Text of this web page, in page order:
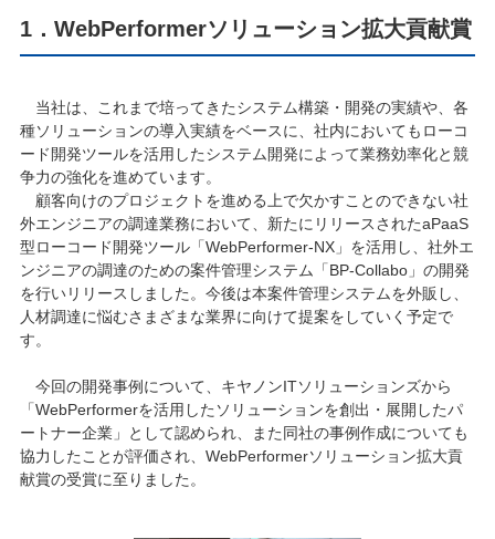
1．WebPerformerソリューション拡大貢献賞
当社は、これまで培ってきたシステム構築・開発の実績や、各
種ソリューションの導入実績をベースに、社内においてもローコ
ード開発ツールを活用したシステム開発によって業務効率化と競
争力の強化を進めています。
顧客向けのプロジェクトを進める上で欠かすことのできない社
外エンジニアの調達業務において、新たにリリースされたaPaaS
型ローコード開発ツール「WebPerformer-NX」を活用し、社外エ
ンジニアの調達のための案件管理システム「BP-Collabo」の開発
を行いリリースしました。今後は本案件管理システムを外販し、
人材調達に悩むさまざまな業界に向けて提案をしていく予定で
す。
今回の開発事例について、キヤノンITソリューションズから
「WebPerformerを活用したソリューションを創出・展開したパ
ートナー企業」として認められ、また同社の事例作成についても
協力したことが評価され、WebPerformerソリューション拡大貢
献賞の受賞に至りました。